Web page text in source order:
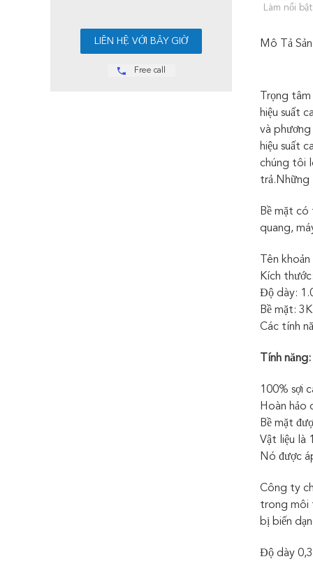
Free call
Làm nổi bật:
Mô Tả
Trọng
hiệu suất
và phương
hiệu suất
chúng tôi
trả.Những
Bề mặt
quang,
Tên
Kích
Độ dày:
Bề mặt:
Các tính
Tính năng:
100% sợi
Hoàn hảo
Bề mặt
Vật liệu là
Nó được
Công ty
trong môi
bị biến
Độ dày